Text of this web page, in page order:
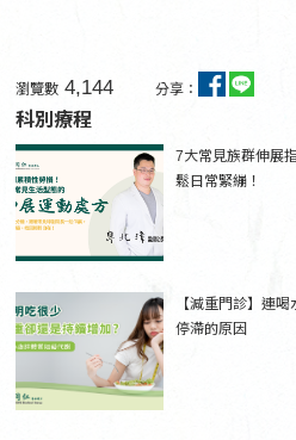
瀏覽數 4,144 分享：
科別療程
7大常見族群伸展
鬆日常緊繃！
【減重門診】連
停滯的原因